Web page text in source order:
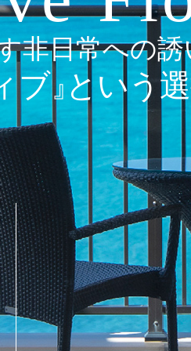
非日常への誘
ブ』という